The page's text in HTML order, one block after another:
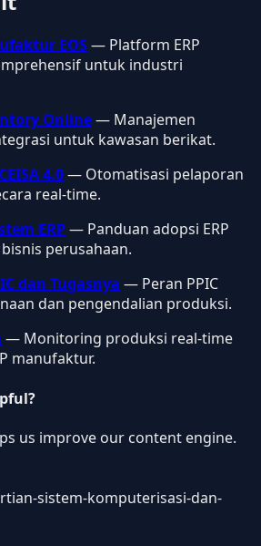
EOS— Platform ERP
untuk industri
Online— Manajemen
untuk kawasan berikat.
4.0— Otomatisasi pelaporan
real-time.
ERP— Panduan adopsi ERP
perusahaan.
dan Tugasnya — Peran PPIC
dan pengendalian produksi.
— Monitoring produksi real-time
manufaktur.
us improve our content engine.
sistem-komputerisasi-dan-